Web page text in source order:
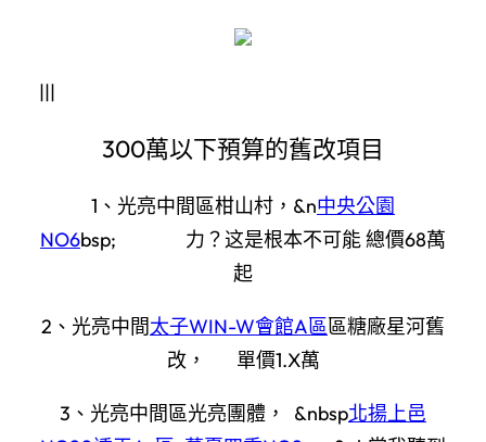
|||
300萬以下預算的舊改項目
1、光亮中間區柑山村，&n中央公園
NO6bsp; 力？这是根本不可能 總價68萬
起
2、光亮中間太子WIN-W會館A區區糖廠星河舊
改， 單價1.X萬
3、光亮中間區光亮團體， &nbsp北揚上邑